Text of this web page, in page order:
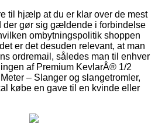
til hjælp at du er klar over de mest
der gør sig gældende i forbindelse
ombytningspolitik shoppen
er det desuden relevant, at man
ordremail, således man til enhver
af Premium KevlarÂ® 1/2
– Slanger og slangetromler,
købe en gave til en kvinde eller